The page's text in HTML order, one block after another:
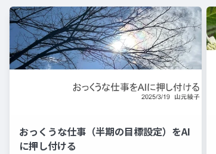
おっくうな仕事（半期の目標設定）をAI
に押し付ける